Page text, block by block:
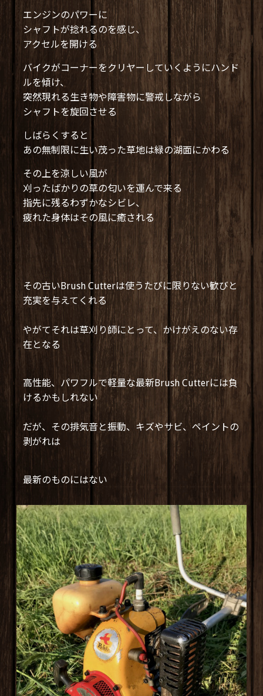
エンジンのパワーに
シャフトが捻れるのを感じ、
アクセルを開ける
バイクがコーナーをクリヤーしていくようにハンド
ルを傾け、
突然現れる生き物や障害物に警戒しながら
シャフトを旋回させる
しばらくすると
あの無制限に生い茂った草地は緑の湖面にかわる
その上を涼しい風が
刈ったばかりの草の匂いを運んで来る
指先に残るわずかなシビレ、
疲れた身体はその風に癒される
その古いBrush Cutterは使うたびに限りない歓びと
充実を与えてくれる
やがてそれは草刈り師にとって、かけがえのない存
在となる
高性能、パワフルで軽量な最新Brush Cutterには負
けるかもしれない
だが、その排気音と振動、 キズやサビ、ペイントの
剥がれは
最新のものにはない